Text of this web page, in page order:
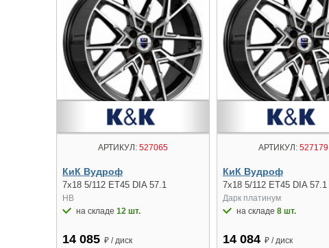
АРТИКУЛ:527065
КиК Вудроф
7x18 5/112 ET45 DIA 57.1
HB
на складе 12 шт.
14 085 ₽ / диск
АРТИКУЛ:527179
КиК Вудроф
7x18 5/112 ET45 DIA 57.1
Дарк платинум
на складе 8 шт.
14 084 ₽ / диск